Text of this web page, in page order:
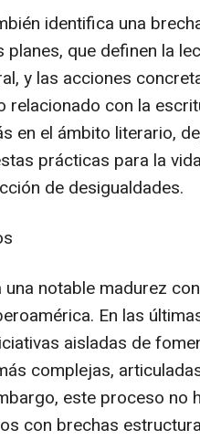
identifica una
que definen la
y las acciones
relacionado con la
en el ámbito literario,
prácticas para la
de desigualdades.
una notable madurez
En las
aisladas de
complejas,
este proceso no
con brechas